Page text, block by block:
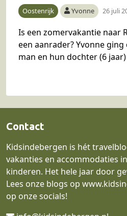
Oostenrijk Yvonne 26 juli
Is een zomervakantie naar
een aanrader? Yvonne
man en hun dochter (6
Contact
Kidsindebergen is hét
vakanties en accommodaties
kinderen. Het hele jaar door
Lees onze blogs op
op onze socials!